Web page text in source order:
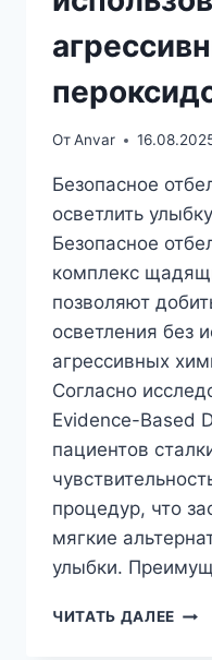
ОтAnvar
Безопасное
осветлить
Безопасное
комплекс
позволяют
осветления без
агрессивных
Согласно
Evidence-Based
пациентов
процедур, что
мягкие
улыбки.
ЧИТАТЬ ДАЛЕЕ